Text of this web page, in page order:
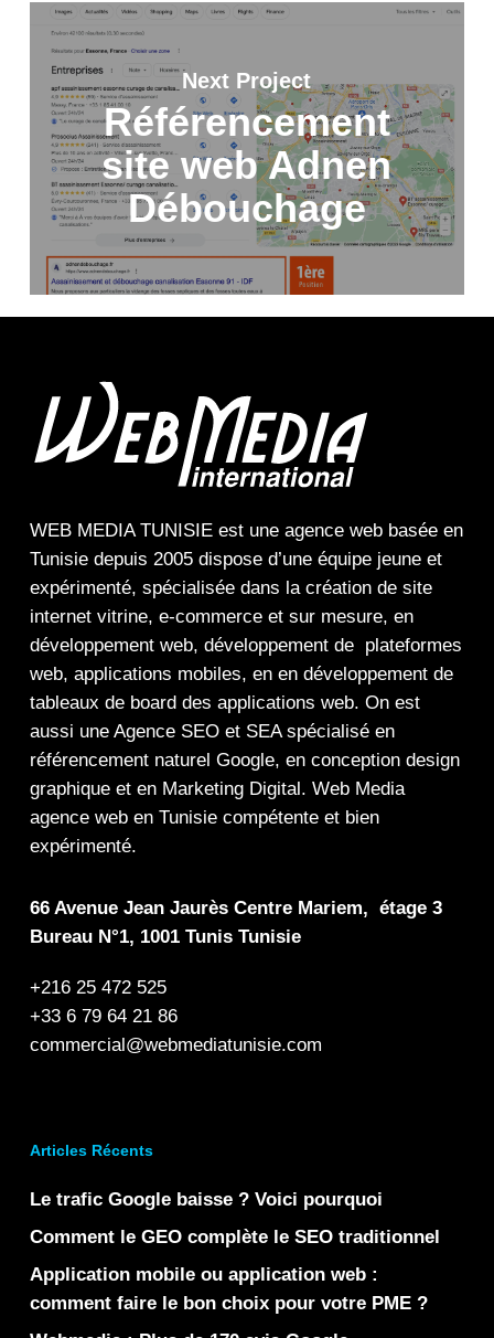
Next Project
Référencement
site web Adnen
Débouchage
WEB MEDIA TUNISIEest une agence webbasée en
Tunisie depuis 2005 dispose d’une équipe jeune et
expérimenté, spécialisée dans la création de site
internet vitrine, e-commerceet sur mesure, en
développement web, développement de plateformes
web, applications mobiles, en en développement de
tableaux de board des applications web. On est
aussi une Agence SEOet SEAspécialisé en
référencement naturel Google, en conception design
graphiqueet en Marketing Digital . Web Media
agence web en Tunisie compétente et bien
expérimenté.
66 Avenue Jean Jaurès Centre Mariem, étage 3
Bureau N°1, 1001 Tunis Tunisie
+216 25 472 525
+33 6 79 64 21 86
commercial@webmediatunisie.com
Articles Récents
Le trafic Google baisse ? Voici pourquoi
Comment le GEO complète le SEO traditionnel
Application mobile ou application web :
comment faire le bon choix pour votre PME ?